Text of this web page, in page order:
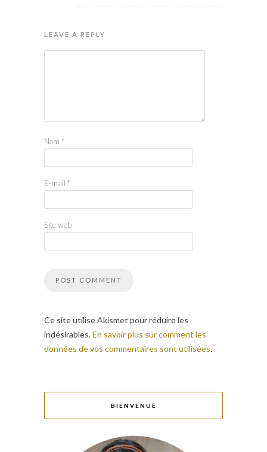
LEAVE A REPLY
Nom *
E-mail *
Site web
Ce site utilise Akismet pour réduire les
indésirables.En savoir plus sur comment les
données de vos commentaires sont utilisées.
BIENVENUE